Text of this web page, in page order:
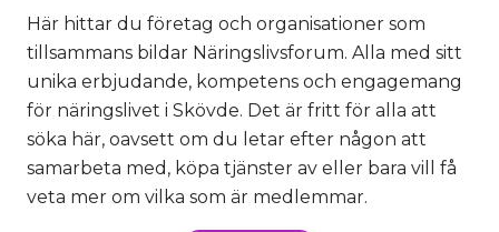
Här hittar du företag och organisationer som
tillsammans bildar Näringslivsforum. Alla med sitt
unika erbjudande, kompetens och engagemang
för näringslivet i Skövde. Det är fritt för alla att
söka här, oavsett om du letar efter någon att
samarbeta med, köpa tjänster av eller bara vill få
veta mer om vilka som är medlemmar.